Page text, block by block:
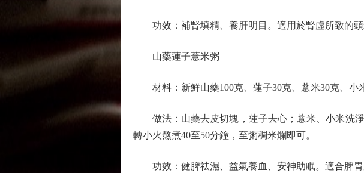
功效：補腎填精、養肝明目。適用於腎虛所致的頭
山藥蓮子薏米粥
材料：新鮮山藥100克、蓮子30克、薏米30克、小米
做法：山藥去皮切塊，蓮子去心；薏米、小米洗淨
轉小火熬煮40至50分鐘，至粥稠米爛即可。
功效：健脾祛濕、益氣養血、安神助眠。適合脾胃